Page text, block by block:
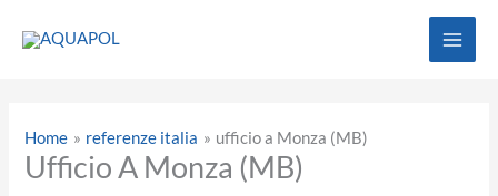
Home referenze italia ufficio a Monza (MB)
Ufficio A Monza (MB)